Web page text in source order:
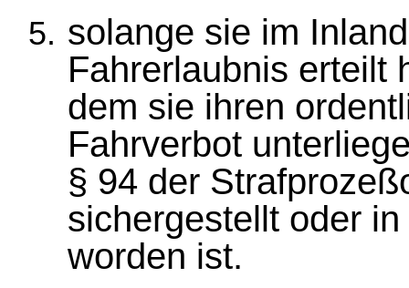
solange sie im
Fahrerlaubnis erteilt
dem sie ihren
Fahrverbot
§ 94 der
sichergestellt oder
worden ist.